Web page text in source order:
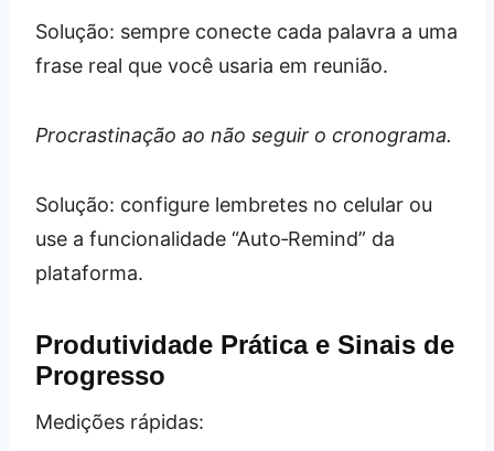
Solução: sempre conecte cada palavra a uma
frase real que você usaria em reunião.
Procrastinação ao não seguir o cronograma.
Solução: configure lembretes no celular ou
use a funcionalidade “Auto‑Remind” da
plataforma.
Produtividade Prática e Sinais de
Progresso
Medições rápidas: